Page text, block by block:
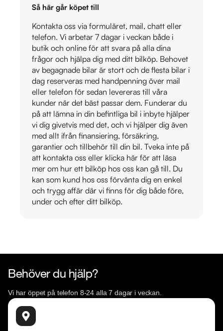
Så här går köpet till
Kontakta oss via formuläret, mail, chatt eller
telefon. Vi arbetar 7 dagar i veckan både i
butik och online för att svara på alla dina
frågor och hjälpa dig med ditt bilköp. Behovet
av begagnade bilar är stort och de flesta bilar i
dag reserveras med handpenning över mail
eller telefon för sedan levereras till våra
kunder när det bäst passar dem. Funderar du
på att lämna in din befintliga bil i inbyte hjälper
vi dig givetvis med det, och vi hjälper dig även
med allt ifrån finansiering, försäkring,
garantier och tillbehör till din bil. Tveka inte på
att kontakta oss eller klicka här för att läsa
mer om hur ett bilköp hos oss kan gå till. Du
kan som kund hos oss förvänta dig en enkel
och trygg affär där vi finns för dig både före,
under och efter ditt bilköp.
Behöver du hjälp?
Vi har öppet på telefon 8-24 alla 7 dagar i veckan.